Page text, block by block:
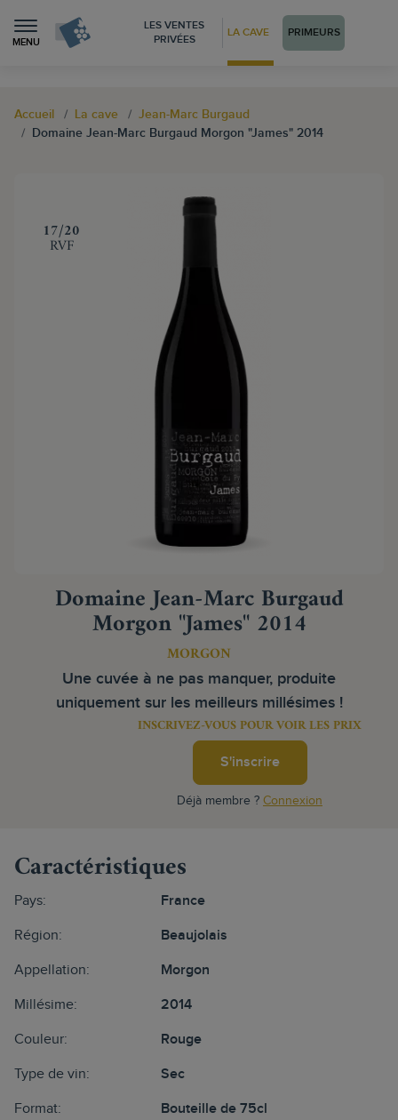
MENU
LES VENTES
PRIVÉES
LA CAVE PRIMEURS
Accueil La cave
Jean-Marc Burgaud
Domaine Jean-Marc Burgaud Morgon "James" 2014
‍17/20
RVF
Domaine Jean-Marc Burgaud
Morgon "James" 2014
MORGON
Une cuvée à ne pas manquer, produite
uniquement sur les meilleurs millésimes !
INSCRIVEZ-VOUS POUR VOIR LES PRIX
S'inscrire
Déjà membre ? Connexion
Caractéristiques
Pays: France
Région: Beaujolais
Appellation: Morgon
Millésime: 2014
Couleur: Rouge
Type de vin: Sec
Format: Bouteille de 75cl